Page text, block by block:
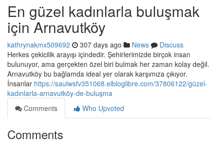
En güzel kadınlarla buluşmak
için Arnavutköy
kathrynakmx509692 307 days ago News
Discuss
Herkes çekicilik arayışı içindedir. Şehirlerimizde birçok insan
bulunuyor, ama gerçekten özel biri bulmak her zaman kolay değil.
Arnavutköy bu bağlamda ideal yer olarak karşımıza çıkıyor.
İnsanlar https://saulwsfv351068.elbloglibre.com/37806122/güzel-
kadınlarla-arnavutköy-de-buluşma
Comments
Who Upvoted
Comments